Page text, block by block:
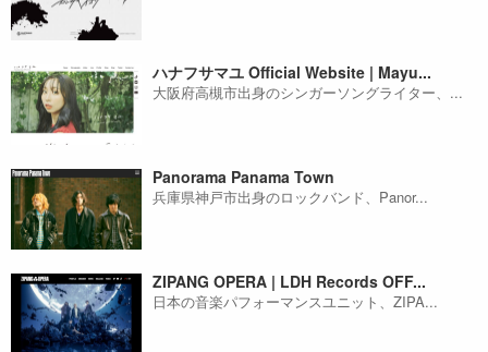
ハナフサマユ Official Website | Mayu...
大阪府高槻市出身のシンガーソングライター、...
Panorama Panama Town
兵庫県神戸市出身のロックバンド、Panor...
ZIPANG OPERA | LDH Records OFF...
日本の音楽パフォーマンスユニット、ZIPA...